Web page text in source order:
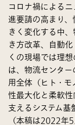
コロナ禍による
進要請の高まり
きく変化する中
き方改革、自動
くの現場では理
は、物流センタ
用全体（ヒト・
性最大化と柔軟
支えるシステム基
（本稿は2022年